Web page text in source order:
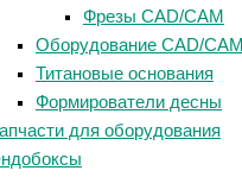
Фрезы CAD/CAM
Оборудование CAD/CAM
Титановые основания
Формирователи десны
для оборудования